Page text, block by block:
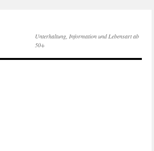
Unterhaltung, Information und Lebensart ab
50+